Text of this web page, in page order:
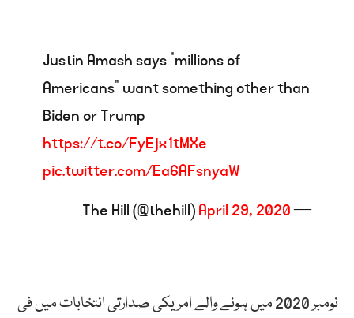
Justin Amash says “millions of
Americans” want something other than
Biden or Trump
https://t.co/FyEjx1tMXe
pic.twitter.com/Ea6AFsnyaW
— The Hill (@thehill)
April 29, 2020
نومبر 2020 میں ہونے والے امریکی صدارتی انتخابات میں فی